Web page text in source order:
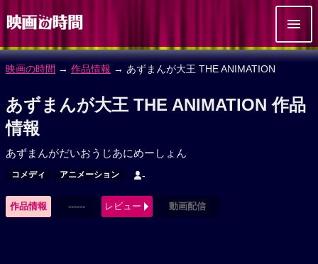
映画の時間 → 作品情報 → あずまんが大王 THE ANIMATION
あずまんが大王 THE ANIMATION 作品
情報
あずまんがだいおうじあにめーしょん
コメディ アニメーション -
作品情報 ------ レビュー 動画配信